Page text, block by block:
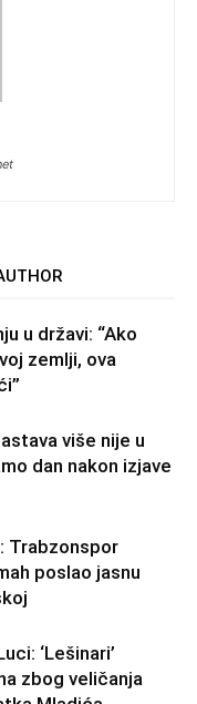
u državi: “Ako
zemlji, ova
više nije u
dan nakon izjave
Trabzonspor
poslao jasnu
‘Lešinari’
zbog veličanja